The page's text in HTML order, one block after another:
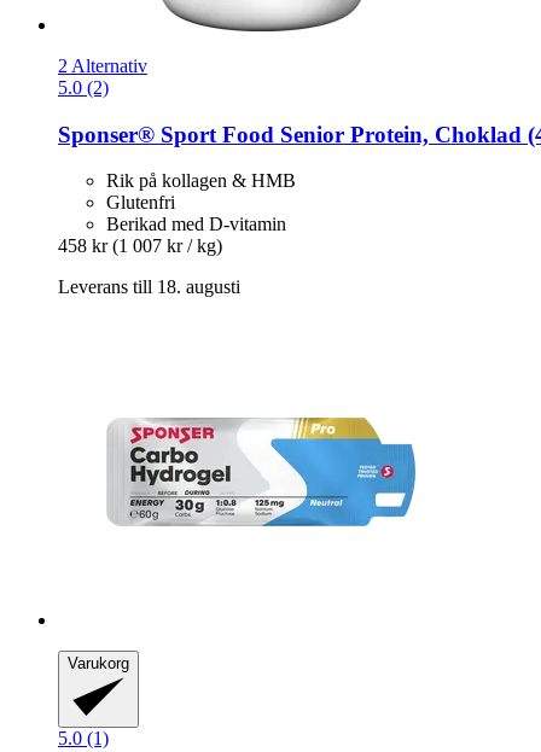
2 Alternativ
5.0 (2)
Sponser® Sport Food Senior Protein, Choklad
Rik på kollagen & HMB
Glutenfri
Berikad med D-vitamin
458 kr (1 007 kr / kg)
Leverans till 18. augusti
Varukorg
5.0 (1)